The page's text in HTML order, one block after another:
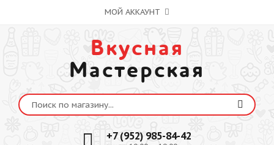
МОЙ АККАУНТ
Вкусная
Мастерская
+7 (952) 985-84-42